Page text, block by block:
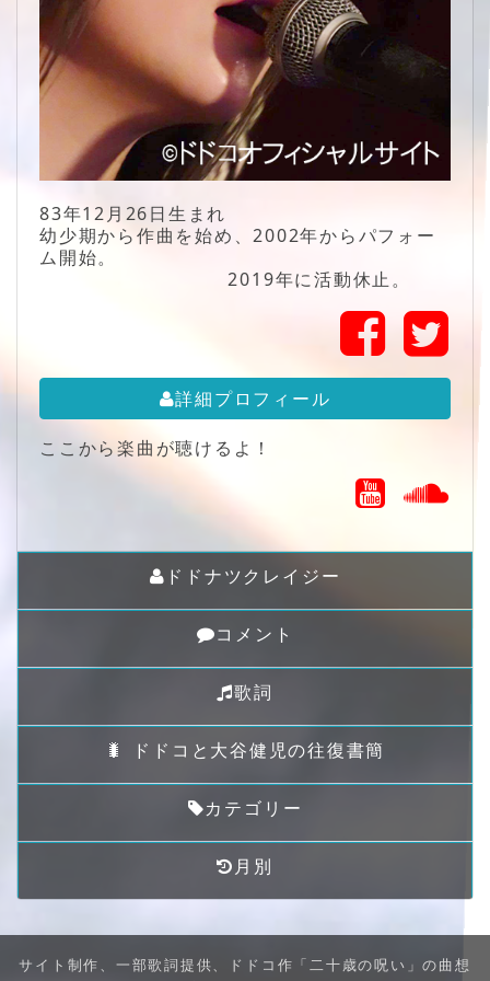
83年12月26日生まれ
幼少期から作曲を始め、2002年からパフォー
ム開始。
2019年に活動休止。
詳細プロフィール
ここから楽曲が聴けるよ！
ドドナツクレイジー
コメント
歌詞
🐛 ドドコと大谷健児の往復書簡
カテゴリー
月別
サイト制作、一部歌詞提供、ドドコ作「二十歳の呪い」の曲想